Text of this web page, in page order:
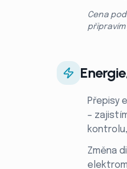
Cena
Přepisy
–
Změna